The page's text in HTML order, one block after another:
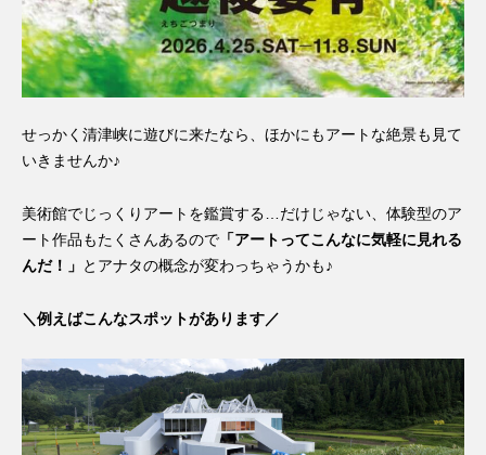
せっかく清津峡に遊びに来たなら、ほかにもアートな絶景も見て
いきませんか♪
美術館でじっくりアートを鑑賞する…だけじゃない、体験型のア
ート作品もたくさんあるので 「アートってこんなに気軽に見れる
んだ！」 とアナタの概念が変わっちゃうかも♪
＼例えばこんなスポットがあります／